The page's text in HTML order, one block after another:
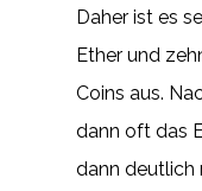
Daher ist es
Ether und
Coins aus.
dann oft das
dann deutlich